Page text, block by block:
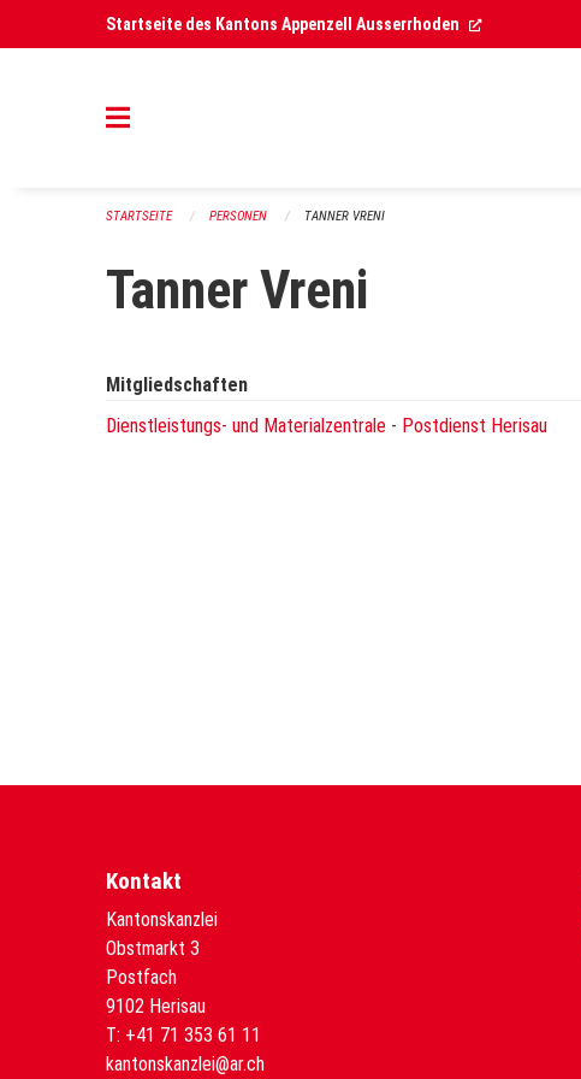
Navigation überspringenStartseite des Kantons Appenzell Ausserrhoden (External Link)
STARTSEITE PERSONEN TANNER VRENI
Tanner Vreni
Mitgliedschaften
Dienstleistungs- und Materialzentrale - Postdienst Herisau
Kontakt
Kantonskanzlei
Obstmarkt 3
Postfach
9102 Herisau
T: +41 71 353 61 11
kantonskanzlei@ar.ch